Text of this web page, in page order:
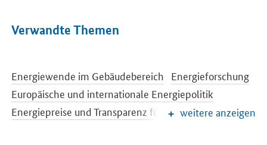
Verwandte Themen
Energiewende im Gebäudebereich Energieforschung
Europäische und internationale Energiepolitik
Energiepreise und Transparenz für Verbraucherweitere anzeigen